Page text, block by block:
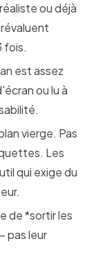
ou déjà
fois.
est assez
ou lu à
vierge. Pas
Les
qui exige du
de *sortir les
pas leur